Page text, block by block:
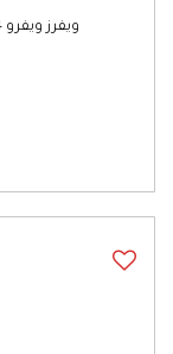
ويفرز ويفرو 24قطعه 336غم جوز الهند مغطى شوكلاتة